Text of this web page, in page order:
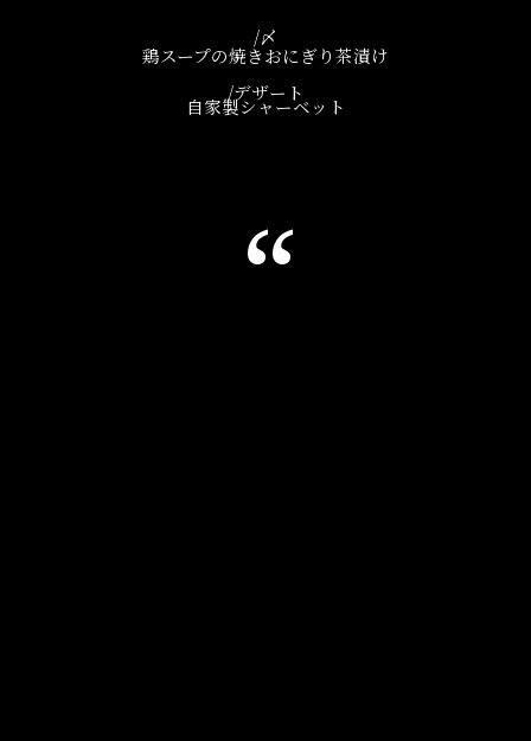
/〆
鶏スープの焼きおにぎり茶漬け
/デザート
自家製シャーベット
‘‘